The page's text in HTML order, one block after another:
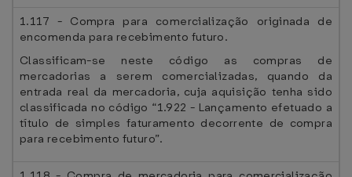
1.117 - Compra para comercialização originada de
encomenda para recebimento futuro.
Classificam-se neste código as compras de
mercadorias a serem comercializadas, quando da
entrada real da mercadoria, cuja aquisição tenha sido
classificada no código “1.922 - Lançamento efetuado a
título de simples faturamento decorrente de compra
para recebimento futuro”.